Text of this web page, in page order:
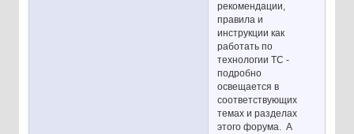
рекомендации,
правила и
инструкции как
работать по
технологии ТС -
подробно
освещается в
соответствующих
темах и разделах
этого форума. А